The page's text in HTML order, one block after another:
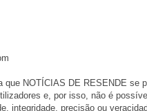
NOTÍCIAS DE RESENDE se
e, por isso, não é
integridade, precisão ou